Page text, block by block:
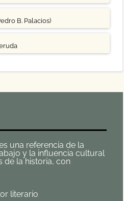
B. Palacios)
una referencia de la
y la influencia cultural
de la historia, con
literario